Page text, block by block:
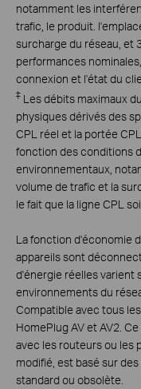
notamment les
trafic, le produit.
surcharge du réseau, et
performances
connexion et l'état du
‡ Les débits maximaux
physiques dérivés des
CPL réel et la portée
fonction des conditions
environnementaux,
volume de trafic et la
le fait que la ligne CPL
La fonction d'économie
appareils sont
d'énergie réelles varient
environnements du
Compatible avec tous
HomePlug AV et AV2.
avec les routeurs ou les
modifié, est basé sur
standard ou obsolète.